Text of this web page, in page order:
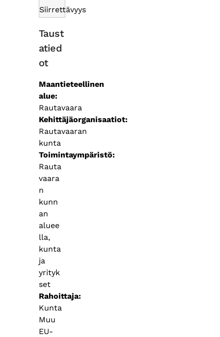
Siirrettävyys
Taust
atied
ot
Maantieteellinen
alue
Rautavaara
Kehittäjäorganisaatiot
Rautavaaran
kunta
Toimintaympäristö
Rauta
vaara
n
kunn
an
aluee
lla,
kunta
ja
yrityk
set
Rahoittaja
Kunta
Muu
EU-